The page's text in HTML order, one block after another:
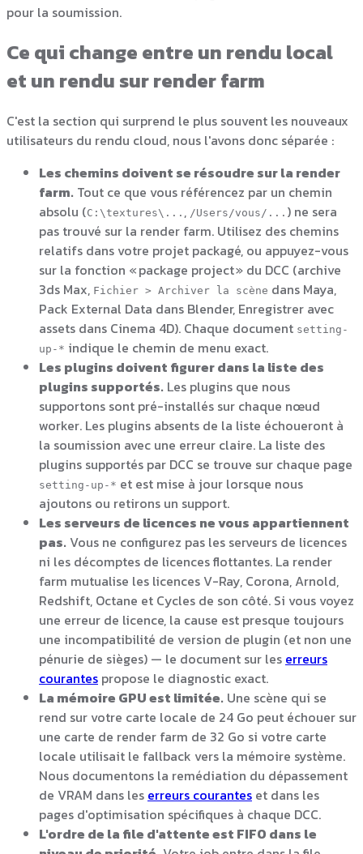
pour la soumission.
Ce qui change entre un rendu local
et un rendu sur render farm
C'est la section qui surprend le plus souvent les nouveaux
utilisateurs du rendu cloud, nous l'avons donc séparée :
Les chemins doivent se résoudre sur la render
farm. Tout ce que vous référencez par un chemin
absolu (C:\textures\... , /Users/vous/... ) ne sera
pas trouvé sur la render farm. Utilisez des chemins
relatifs dans votre projet packagé, ou appuyez-vous
sur la fonction « package project » du DCC (archive
3ds Max, Fichier > Archiver la scène dans Maya,
Pack External Data dans Blender, Enregistrer avec
assets dans Cinema 4D). Chaque document setting-
up-* indique le chemin de menu exact.
Les plugins doivent figurer dans la liste des
plugins supportés. Les plugins que nous
supportons sont pré-installés sur chaque nœud
worker. Les plugins absents de la liste échoueront à
la soumission avec une erreur claire. La liste des
plugins supportés par DCC se trouve sur chaque page
setting-up-* et est mise à jour lorsque nous
ajoutons ou retirons un support.
Les serveurs de licences ne vous appartiennent
pas. Vous ne configurez pas les serveurs de licences
ni les décomptes de licences flottantes. La render
farm mutualise les licences V-Ray, Corona, Arnold,
Redshift, Octane et Cycles de son côté. Si vous voyez
une erreur de licence, la cause est presque toujours
une incompatibilité de version de plugin (et non une
pénurie de sièges) — le document sur les erreurs
courantes propose le diagnostic exact.
La mémoire GPU est limitée. Une scène qui se
rend sur votre carte locale de 24 Go peut échouer sur
une carte de render farm de 32 Go si votre carte
locale utilisait le fallback vers la mémoire système.
Nous documentons la remédiation du dépassement
de VRAM dans les erreurs courantes et dans les
pages d'optimisation spécifiques à chaque DCC.
L'ordre de la file d'attente est FIFO dans le